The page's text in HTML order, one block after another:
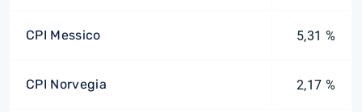
CPI Messico 5,31 %
CPI Norvegia 2,17 %